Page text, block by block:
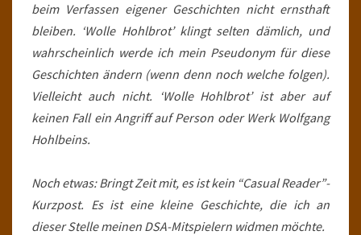
beim Verfassen eigener Geschichten nicht ernsthaft
bleiben. ‘Wolle Hohlbrot’ klingt selten dämlich, und
wahrscheinlich werde ich mein Pseudonym für diese
Geschichten ändern (wenn denn noch welche folgen).
Vielleicht auch nicht. ‘Wolle Hohlbrot’ ist aber auf
keinen Fall ein Angriff auf Person oder Werk Wolfgang
Hohlbeins.
Noch etwas: Bringt Zeit mit, es ist kein “Casual Reader”-
Kurzpost. Es ist eine kleine Geschichte, die ich an
dieser Stelle meinen DSA-Mitspielern widmen möchte.